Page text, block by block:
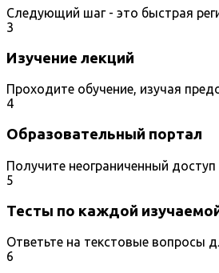
Следующий шаг - это быстрая
3
Изучение лекций
Проходите обучение, изучая
4
Образовательный портал
Получите неограниченный
5
Тесты по каждой
Ответьте на текстовые вопросы
6